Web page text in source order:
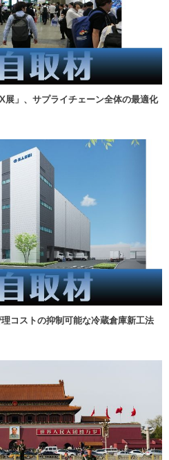
展」、サプライチェーン全体の最適化
コストの抑制可能な冷蔵倉庫新工法